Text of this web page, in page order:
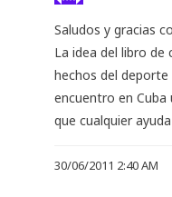
Saludos y gracias
La idea del libro de
hechos del
encuentro en
que cualquier
30/06/2011 2:40 AM